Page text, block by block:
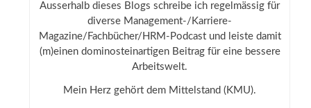
Ausserhalb dieses Blogs schreibe ich regelmässig für
diverse Management-/Karriere-
Magazine/Fachbücher/HRM-Podcast und leiste damit
(m)einen dominosteinartigen Beitrag für eine bessere
Arbeitswelt.
Mein Herz gehört dem Mittelstand (KMU).